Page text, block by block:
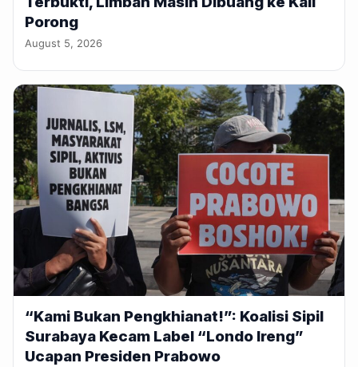
Porong
August 5, 2026
“Kami Bukan Pengkhianat!”: Koalisi Sipil
Surabaya Kecam Label “Londo Ireng”
Ucapan Presiden Prabowo